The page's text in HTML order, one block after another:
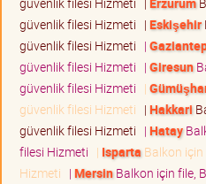
güvenlik filesi Hizmeti | Eskişehir
güvenlik filesi Hizmeti |
güvenlik filesi Hizmeti | Giresun
güvenlik filesi Hizmeti |
güvenlik filesi Hizmeti | Hakkari
güvenlik filesi Hizmeti | Hatay
filesi Hizmeti | Isparta Balkon
Hizmeti | MersinBalkon için file,